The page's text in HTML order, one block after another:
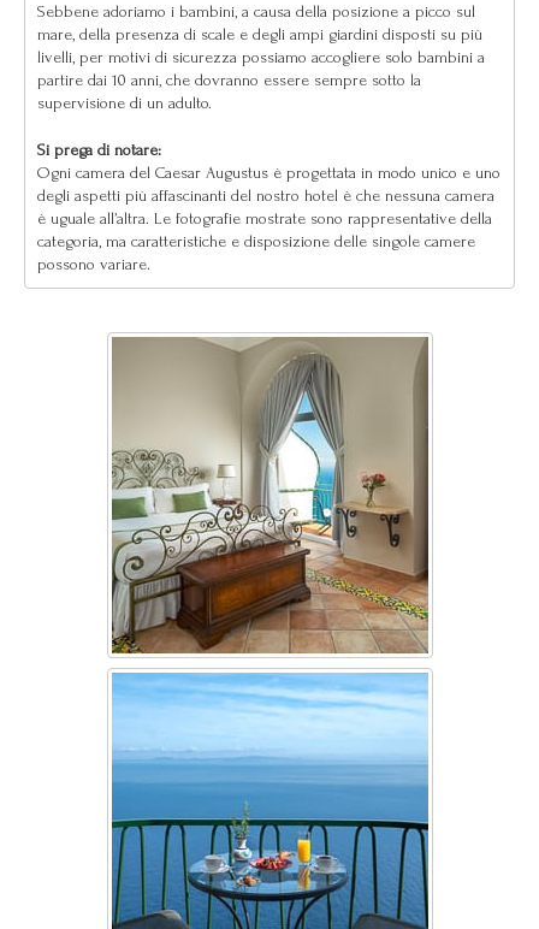
Sebbene adoriamo i bambini, a causa della posizione a picco sul
mare, della presenza di scale e degli ampi giardini disposti su più
livelli, per motivi di sicurezza possiamo accogliere solo bambini a
partire dai 10 anni, che dovranno essere sempre sotto la
supervisione di un adulto.
Si prega di notare:
Ogni camera del Caesar Augustus è progettata in modo unico e uno
degli aspetti più affascinanti del nostro hotel è che nessuna camera
è uguale all’altra. Le fotografie mostrate sono rappresentative della
categoria, ma caratteristiche e disposizione delle singole camere
possono variare.